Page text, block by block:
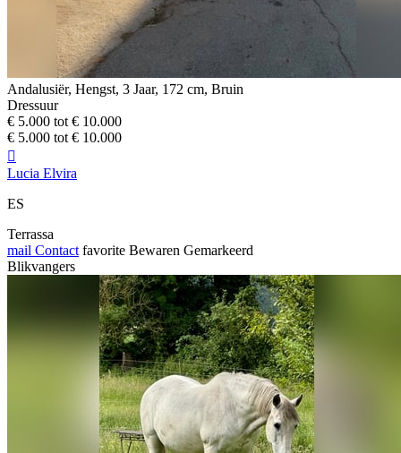
Andalusiër, Hengst, 3 Jaar, 172 cm, Bruin
Dressuur
€ 5.000 tot € 10.000
€ 5.000 tot € 10.000

Lucia Elvira
ES
Terrassa
mail Contact favorite Bewaren Gemarkeerd
Blikvangers